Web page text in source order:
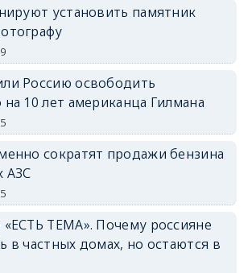
установить памятник
Россию освободить
10 лет американца Гилмана
сократят продажи бензина
АЗС
ТЕМА». Почему россияне
в частных домах, но остаются в